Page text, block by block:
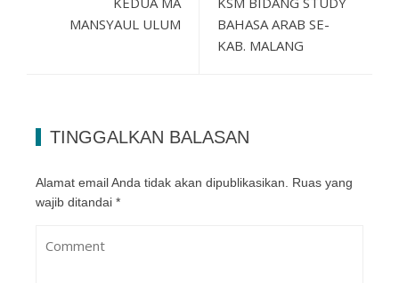
MANSYAUL ULUM
BAHASA ARAB SE-
KAB. MALANG
TINGGALKAN BALASAN
Alamat email Anda tidak akan dipublikasikan.
Ruas yang
wajib ditandai *